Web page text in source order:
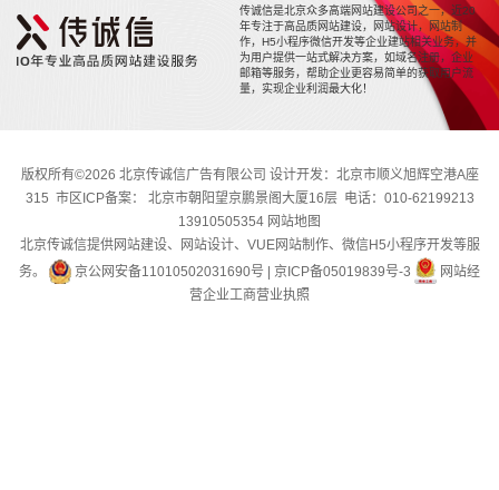
传诚信是北京众多高端网站建设公司之一，近20
年专注于高品质网站建设，网站设计，网站制
作，H5小程序微信开发等企业建站相关业务，并
为用户提供一站式解决方案，如域名注册，企业
邮箱等服务，帮助企业更容易简单的获取用户流
量，实现企业利润最大化！
版权所有©2026 北京传诚信广告有限公司 设计开发：北京市顺义旭辉空港A座
315 市区ICP备案： 北京市朝阳望京鹏景阁大厦16层 电话：010-62199213
13910505354 网站地图
北京传诚信提供网站建设、网站设计、VUE网站制作、微信H5小程序开发等服
务。
京公网安备11010502031690号 | 京ICP备05019839号-3
网站经
营企业工商营业执照